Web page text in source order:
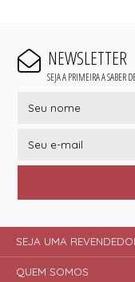
NEWSLETTER
SEJA A PRIMEIRA A SABER
SEJA UMA
QUEM SOMOS